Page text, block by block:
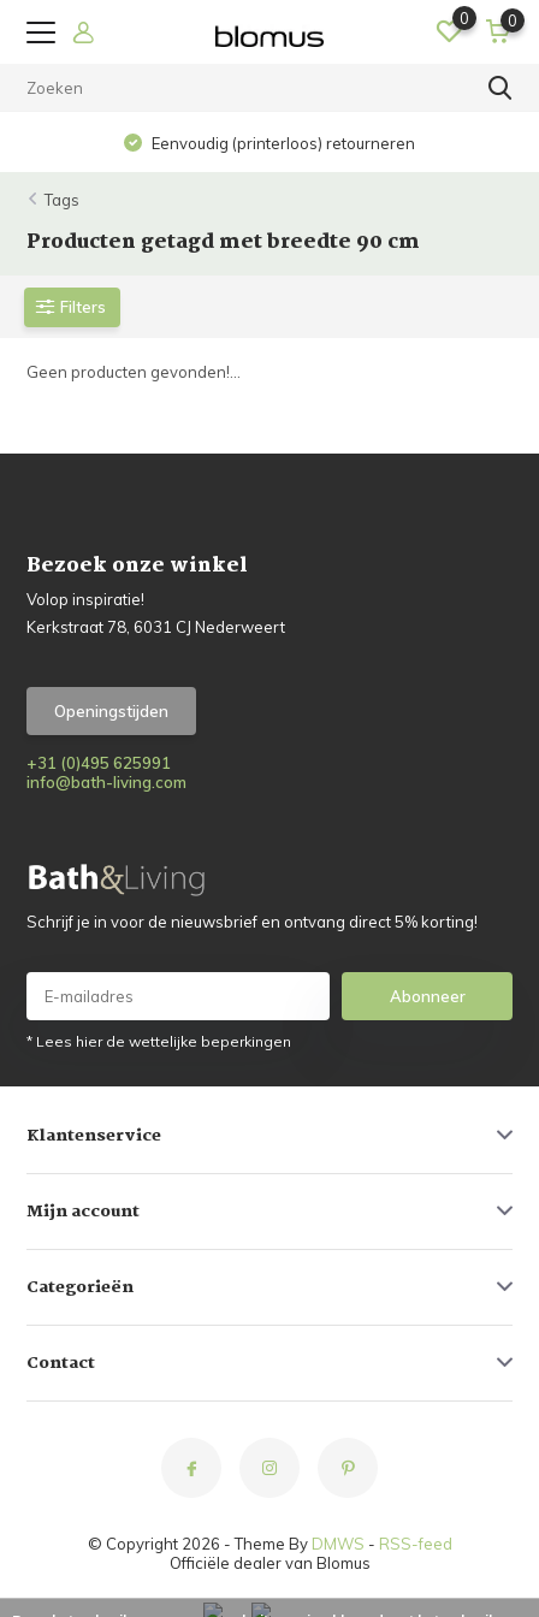
0 0
Eenvoudig (printerloos) retourneren
Tags
Producten getagd met breedte 90 cm
Filters
Geen producten gevonden!...
Bezoek onze winkel
Volop inspiratie!
Kerkstraat 78, 6031 CJ Nederweert
Openingstijden
+31 (0)495 625991
info@bath-living.com
Schrijf je in voor de nieuwsbrief en ontvang direct 5% korting!
Abonneer
* Lees hier de wettelijke beperkingen
Klantenservice
Mijn account
Categorieën
Contact
© Copyright 2026 - Theme By DMWS - RSS-feed
Officiële dealer van Blomus